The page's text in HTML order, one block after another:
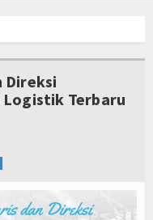
Hukum
Direksi
Logistik Terbaru